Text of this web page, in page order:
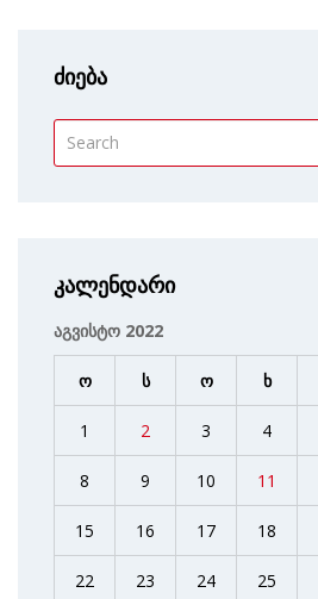
ძიება
კალენდარი
აგვისტო 2022
ო ს ო ხ
1 2 3 4
8 9 10 11
15 16 17 18
22 23 24 25